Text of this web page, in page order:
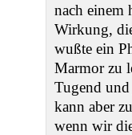
nach einem
Wirkung,
wußte ein
Marmor zu
Tugend
kann aber
wenn wir